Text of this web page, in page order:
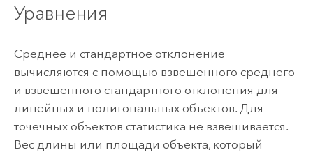
Уравнения
Среднее и стандартное отклонение
вычисляются с помощью взвешенного среднего
и взвешенного стандартного отклонения для
линейных и полигональных объектов. Для
точечных объектов статистика не взвешивается.
Вес длины или площади объекта, который